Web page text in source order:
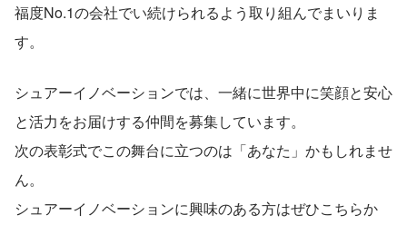
福度No.1の会社でい続けられるよう取り組んでまいりま
す。
シュアーイノベーションでは、一緒に世界中に笑顔と安心
と活力をお届けする仲間を募集しています。
次の表彰式でこの舞台に立つのは「あなた」かもしれませ
ん。
シュアーイノベーションに興味のある方はぜひこちらか